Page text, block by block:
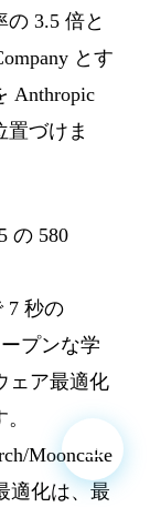
3.5 倍と
とす
Anthropic
置づけま
の 580
7 秒の
プンな学
ェア最適化
Mooncake
適化は、最